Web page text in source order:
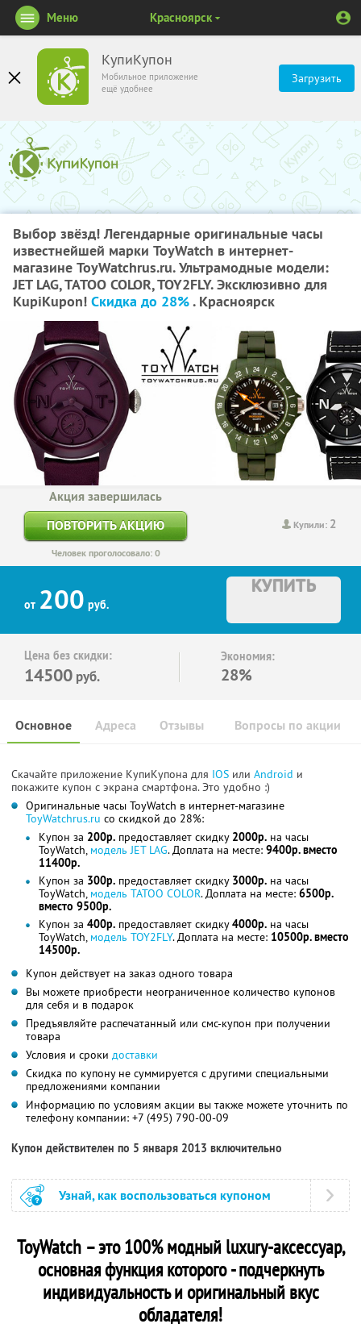
КупиКупон
Мобильное приложение
ещё удобнее
Загрузить
Меню Красноярск
Выбор звёзд! Легендарные оригинальные часы
известнейшей марки ToyWatch в интернет-
магазине ToyWatchrus.ru. Ультрамодные модели:
JET LAG, TATOO COLOR, TOY2FLY. Эксклюзивно для
KupiKupon! Скидка до 28%. Красноярск
Купили: 2
Акция завершилась
ПОВТОРИТЬ АКЦИЮ
Человек проголосовало: 0
от 200 руб.
КУПИТЬ
Цена без скидки:
14500 руб.
Экономия:
28%
Основное Отзывы Вопросы по акции
Адреса
Скачайте приложение КупиКупона для IOS или Android и
покажите купон с экрана смартфона. Это удобно :)
Оригинальные часы ToyWatch в интернет-магазине
ToyWatchrus.ru со скидкой до 28%:
Купон за 200р. предоставляет скидку 2000р. на часы
ToyWatch, модель JET LAG. Доплата на месте: 9400р. вместо
11400р.
Купон за 300р. предоставляет скидку 3000р. на часы
ToyWatch, модель TATOO COLOR. Доплата на месте: 6500р.
вместо 9500р.
Купон за 400р. предоставляет скидку4000р. на часы
ToyWatch, модель TOY2FLY. Доплата на месте: 10500р. вместо
14500р.
Купон действует на заказ одного товара
Вы можете приобрести неограниченное количество купонов
для себя и в подарок
Предъявляйте распечатанный или смс-купон при получении
товара
Условия и сроки доставки
Скидка по купону не суммируется с другими специальными
предложениями компании
Информацию по условиям акции вы также можете уточнить по
телефону компании: +7 (495) 790-00-09
Купон действителен по 5 января 2013 включительно
Узнай, как воспользоваться купоном
ToyWatch – это 100% модный luxury-аксессуар,
основная функция которого - подчеркнуть
индивидуальность и оригинальный вкус
обладателя!